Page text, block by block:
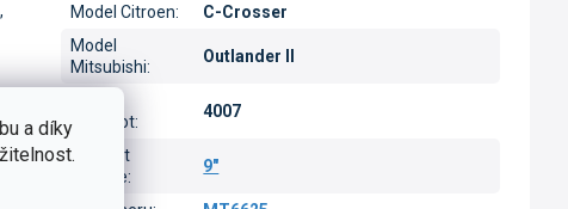
a díky
Model Citroen:
C-Crosser
Model
Mitsubishi:
Outlander II
Peugeot:
4007
Velikost
displeje:
9"